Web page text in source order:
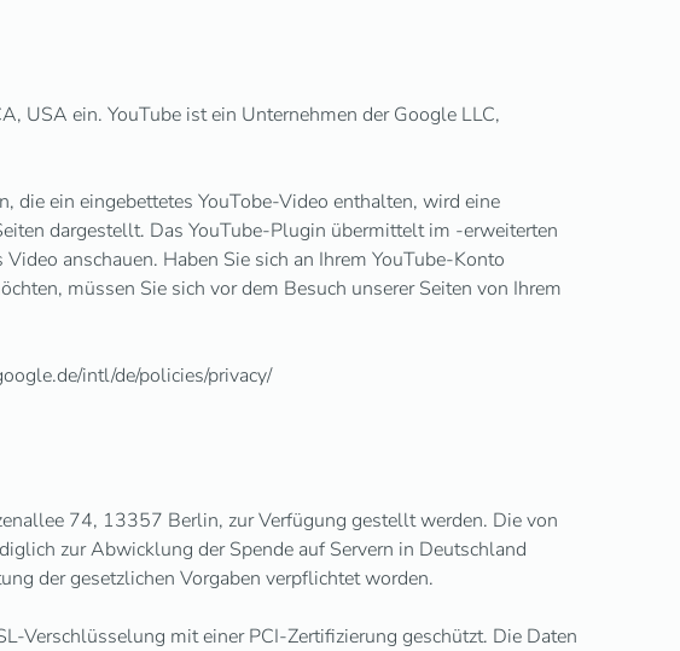
USA ein. YouTube ist ein Unternehmen der Google LLC,
die ein eingebettetes YouTobe-Video enthalten, wird eine
dargestellt. Das YouTube-Plugin übermittelt im -erweiterten
anschauen. Haben Sie sich an Ihrem YouTube-Konto
müssen Sie sich vor dem Besuch unserer Seiten von Ihrem
intl/de/policies/privacy/
74, 13357 Berlin, zur Verfügung gestellt werden. Die von
zur Abwicklung der Spende auf Servern in Deutschland
der gesetzlichen Vorgaben verpflichtet worden.
Verschlüsselung mit einer PCI-Zertifizierung geschützt. Die Daten